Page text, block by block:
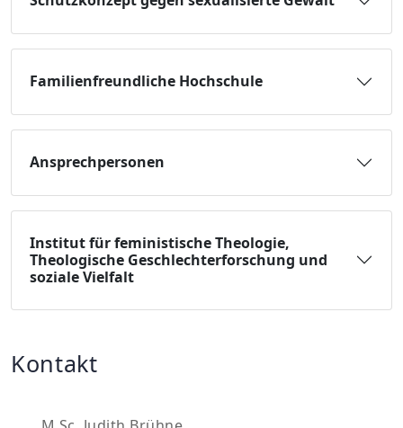
Familienfreundliche Hochschule
Ansprechpersonen
Institut für feministische Theologie,
Theologische Geschlechterforschung und
soziale Vielfalt
Kontakt